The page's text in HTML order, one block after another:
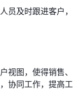
员及时跟进客户，
视图，使得销售、
协同工作，提高工